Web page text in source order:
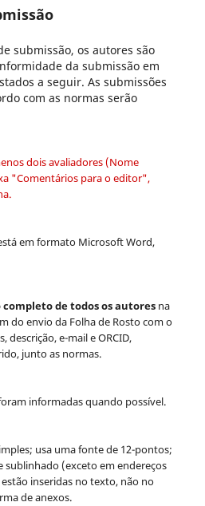
submissão, os autores são
da submissão em
a seguir. As submissões
com as normas serão
dois avaliadores (Nome
"Comentários para o editor",
em formato Microsoft Word,
de todos os autoresna
do envio da Folha de Rosto com o
descrição, e-mail e ORCID,
junto as normas.
informadas quando possível.
usa uma fonte de 12-pontos;
sublinhado (exceto em endereços
inseridas no texto, não no
de anexos.